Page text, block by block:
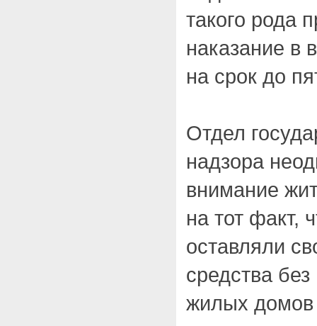
такого рода
наказание в
на срок до
Отдел
надзора
внимание
на тот факт,
оставляли
средства
жилых домов